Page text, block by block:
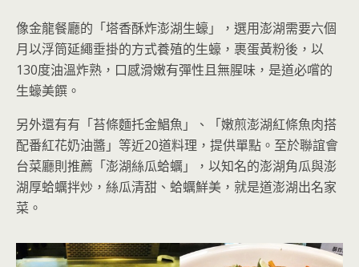
像金龍餐廳的「塔香酥炸澎湖生蠔」，選用澎湖需要六個
月以浮筒延繩垂掛的方式養殖的生蠔，裹蛋黃粉後，以
130度油溫炸熟，口感滑嫩有彈性且無腥味，是道必嚐的
生蠔美饌。
另外還有有「苔條麵托金鯧魚」、「嫩煎澎湖紅條魚肉搭
配番紅花奶油醬」等近20道料理，提供單點。至於聯誼會
台菜廳則推薦「澎湖絲瓜蛤蠣」，以知名的澎湖角瓜與澎
湖厚蛤蠣拌炒，絲瓜清甜、蛤蠣鮮美，就是道澎湖出名家
菜。